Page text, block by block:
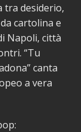
tra desiderio,
cartolina e
Napoli, città
“Tu
canta
a vera